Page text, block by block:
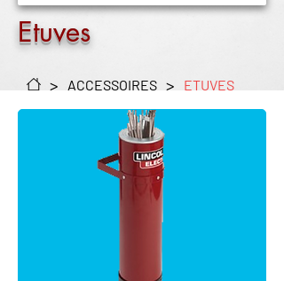
Etuves
> ACCESSOIRES > ETUVES